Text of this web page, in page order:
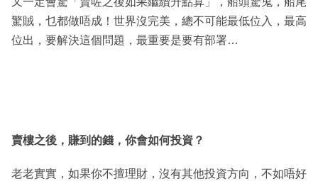
驚賊，乜都做唔成！世界沒完美，總不可能最低位入，最高
位出，要解決這個問題，最重要是要有部署…
賣樓之後，賺到的錢，你會如何投資？
老老實實，如果你不擅理財，沒有其他投資方向，不如唔好